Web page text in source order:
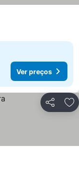
Ver preços
Partilhar